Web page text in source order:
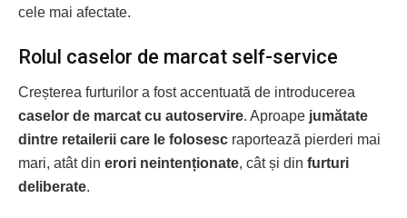
cele mai afectate.
Rolul caselor de marcat self-service
Creșterea furturilor a fost accentuată de introducerea
caselor de marcat cu autoservire. Aproape jumătate
dintre retailerii care le folosesc raportează pierderi mai
mari, atât din erori neintenționate, cât și din furturi
deliberate.